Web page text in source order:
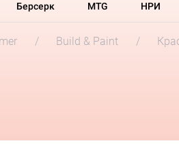
Берсерк MTG НРИ
Build & Paint